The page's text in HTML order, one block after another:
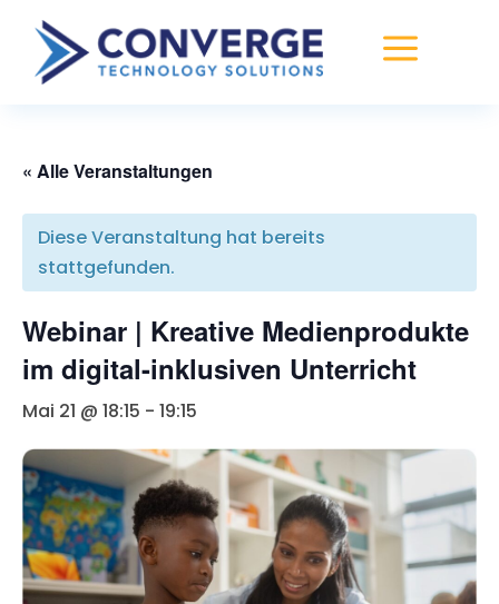
a
« Alle Veranstaltungen
Diese Veranstaltung hat bereits
stattgefunden.
Webinar | Kreative Medienprodukte
im digital-inklusiven Unterricht
Mai 21 @ 18:15 - 19:15